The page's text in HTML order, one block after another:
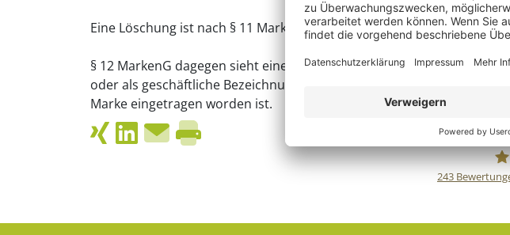
Eine Löschung ist nach § 11 MarkenG auch dann möglich, wenn die
§ 12 MarkenG dagegen sieht eine Löschung dann vor, wenn ein
oder als geschäftliche Bezeichnung erworben hat, etwa durch den
Marke eingetragen worden ist.
243